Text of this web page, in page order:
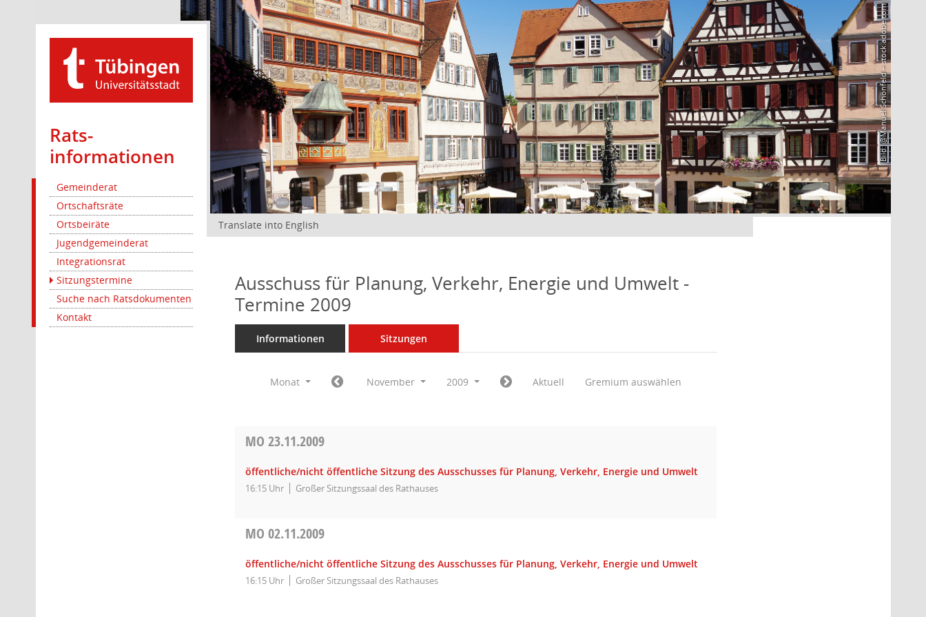
Rats­
informationen
Gemeinderat
Ortschaftsräte
Ortsbeiräte
Jugendgemeinderat
Integrationsrat
Sitzungstermine
Suche nach Ratsdokumenten
Kontakt
Bild: @Manuel Schönfeld – stock.adobe.com
Translate into English
Ausschuss für Planung, Verkehr, Energie und Umwelt -
Termine 2009
Informationen Sitzungen
Monat November 2009 Aktuell Gremium auswählen
MO23.11.2009
öffentliche/nicht öffentliche Sitzung des Ausschusses für Planung, Verkehr, Energie und Umwelt
16:15 Uhr Großer Sitzungssaal des Rathauses
MO02.11.2009
öffentliche/nicht öffentliche Sitzung des Ausschusses für Planung, Verkehr, Energie und Umwelt
16:15 Uhr Großer Sitzungssaal des Rathauses